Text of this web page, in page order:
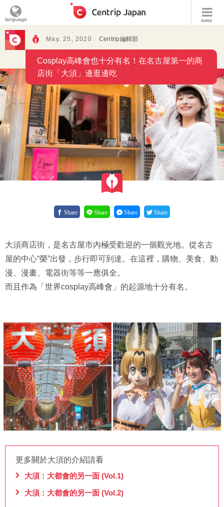
menu
language
May. 25, 2020 Centrip編輯部
Cosplay高峰會也十分有名！在名古屋第一的商
店街「大須」邊逛邊吃
Share Share Share Share
大須商店街，是名古屋市內極受歡迎的一個觀光地。從名古
屋的中心“榮”出發，步行即可到達。在這裡，購物、美食、動
漫、漫畫、電器街等等一應俱全。
而且作為「世界cosplay高峰會」的起源地十分有名。
更多關於大須的介紹請看
大須：大都會的另一面 (Vol.1)
大須：大都會的另一面 (Vol.2)